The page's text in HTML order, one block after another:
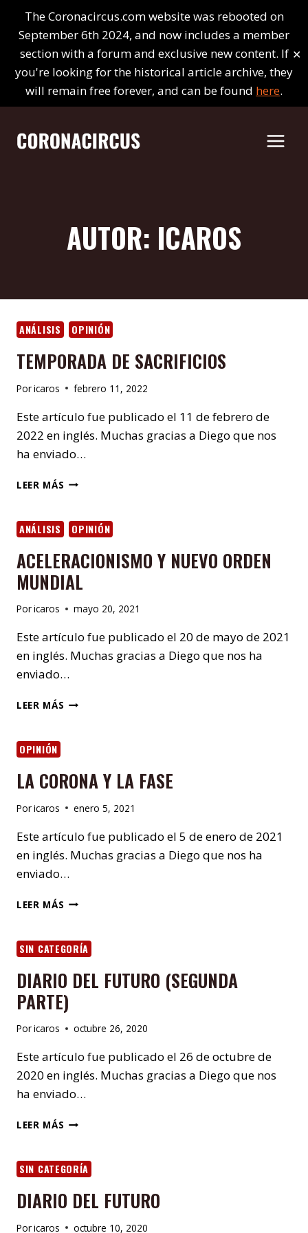
Saltar
contenido
The Coronacircus.com website was rebooted on
September 6th 2024, and now includes a member
section with a forum and exclusive new content. If
you're looking for the historical article archive, they
will remain free forever, and can be found here.
✕
AUTOR: ICAROS
ANÁLISIS OPINIÓN
TEMPORADA DE SACRIFICIOS
Poricaros febrero 11, 2022
Este artículo fue publicado el 11 de febrero de
2022 en inglés. Muchas gracias a Diego que nos
ha enviado…
LEER MÁS TEMPORADA
ANÁLISIS OPINIÓN
ACELERACIONISMO Y NUEVO ORDEN
MUNDIAL
Poricaros mayo 20, 2021
Este artículo fue publicado el 20 de mayo de 2021
en inglés. Muchas gracias a Diego que nos ha
enviado…
LEER MÁS ACELERACIONISMO
OPINIÓN
LA CORONA Y LA FASE
Poricaros enero 5, 2021
Este artículo fue publicado el 5 de enero de 2021
en inglés. Muchas gracias a Diego que nos ha
enviado…
LEER MÁS LA
LA
FASE
SIN CATEGORÍA
DIARIO DEL FUTURO (SEGUNDA
PARTE)
Poricaros octubre 26, 2020
Este artículo fue publicado el 26 de octubre de
2020 en inglés. Muchas gracias a Diego que nos
ha enviado…
LEER MÁS DIARIO
(SEGUNDA
PARTE)
SIN CATEGORÍA
DIARIO DEL FUTURO
Poricaros octubre 10, 2020